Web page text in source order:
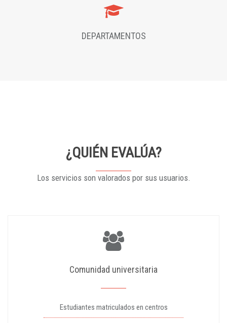
DEPARTAMENTOS
¿QUIÉN EVALÚA?
Los servicios son valorados por sus usuarios.
Comunidad universitaria
Estudiantes matriculados en centros